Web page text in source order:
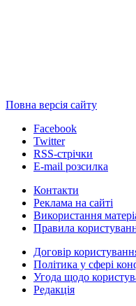
Повна версія сайту
Facebook
Twitter
RSS-стрічки
E-mail розсилка
Контакти
Реклама на сайті
Використання
Правила
Договір
Політика у сфері
Угода щодо
Редакція